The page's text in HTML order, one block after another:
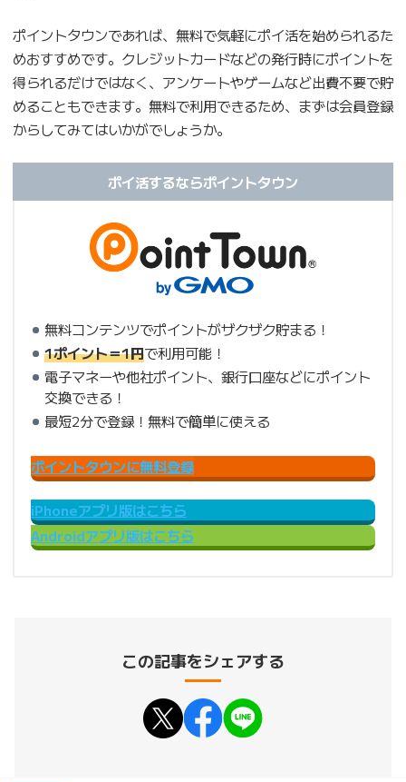
ポイントタウンであれば、無料で気軽にポイ活を始められるた
めおすすめです。クレジットカードなどの発行時にポイントを
得られるだけではなく、アンケートやゲームなど出費不要で貯
めることもできます。無料で利用できるため、まずは会員登録
からしてみてはいかがでしょうか。
ポイ活するならポイントタウン
無料コンテンツでポイントがザクザク貯まる！
1ポイント＝1円で利用可能！
電子マネーや他社ポイント、銀行口座などにポイント
交換できる！
最短2分で登録！無料で簡単に使える
ポイントタウンに無料登録
iPhoneアプリ版はこちら
Androidアプリ版はこちら
この記事をシェアする